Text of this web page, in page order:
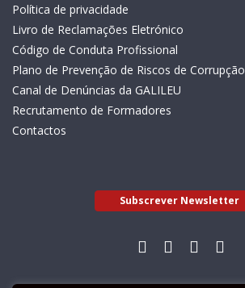
Política de privacidade
Livro de Reclamações Eletrónico
Código de Conduta Profissional
Plano de Prevenção de Riscos de Corrupção
Canal de Denúncias da GALILEU
Recrutamento de Formadores
Contactos
Subscrever Newsletter